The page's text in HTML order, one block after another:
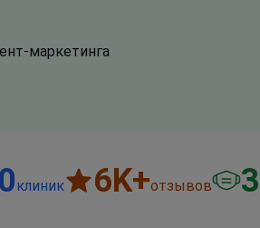
маркетинга
клиник 6K+отзывов 3